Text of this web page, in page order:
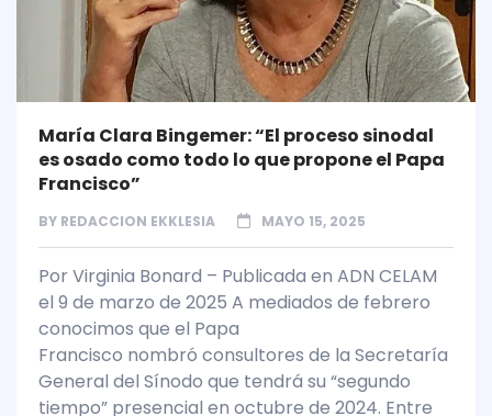
María Clara Bingemer: “El proceso sinodal
es osado como todo lo que propone el Papa
Francisco”
BY REDACCION EKKLESIA MAYO 15, 2025
Por Virginia Bonard – Publicada en ADN CELAM
el 9 de marzo de 2025 A mediados de febrero
conocimos que el Papa
Francisco nombró consultores de la Secretaría
General del Sínodo que tendrá su “segundo
tiempo” presencial en octubre de 2024. Entre